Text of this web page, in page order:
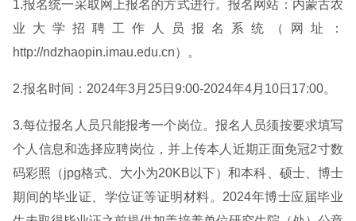
1.报名统一采取网上报名的方式进行。报名网站：内蒙古农
业大学招聘工作人员报名系统（网址：
http://ndzhaopin.imau.edu.cn）。
2.报名时间：2024年3月25日9:00-2024年4月10日17:00。
3.每位报名人员只能报考一个岗位。报名人员须按要求填写
个人信息和选择应聘岗位，并上传本人近期正面免冠2寸数
码彩照（jpg格式、大小为20KB以下）和本科、硕士、博士
期间的毕业证、学位证等证明材料。2024年博士应届毕业